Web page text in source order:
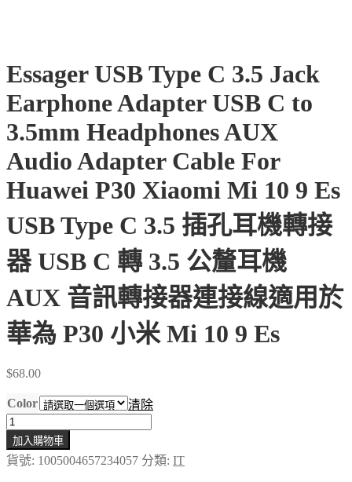
Essager USB Type C 3.5 Jack
Earphone Adapter USB C to
3.5mm Headphones AUX
Audio Adapter Cable For
Huawei P30 Xiaomi Mi 10 9 Es
USB Type C 3.5 插孔耳機轉接
器 USB C 轉 3.5 公釐耳機
AUX 音訊轉接器連接線適用於
華為 P30 小米 Mi 10 9 Es
$68.00
Color
清除
Essager
USB
Type
C
加入購物車
貨號: 1005004657234057 分類: IT